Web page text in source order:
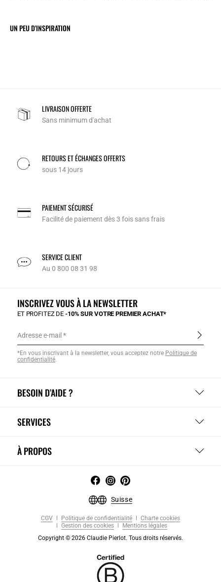
UN PEU D'INSPIRATION
LIVRAISON OFFERTE
Sans minimum d'achat
RETOURS ET ÉCHANGES OFFERTS
sous 14 jours
PAIEMENT SÉCURISÉ
Facilité de paiement dès 3 fois sans frais
SERVICE CLIENT
Au 0 800 08 31 98
BESOIN D’AIDE ?
SERVICES
À PROPOS
INSCRIVEZ VOUS À LA NEWSLETTER
ET PROFITEZ DE-10% SUR VOTRE PREMIER ACHAT*
Adresse e-mail
*En vous inscrivant à la newsletter, vous acceptez notre Politique de
confidentialité.
Suisse
CGV Politique de confidentialité
Charte cookies
Gestion des cookies
Mentions légales
Copyright © 2026 Claudie Pierlot. Tous droits réservés.